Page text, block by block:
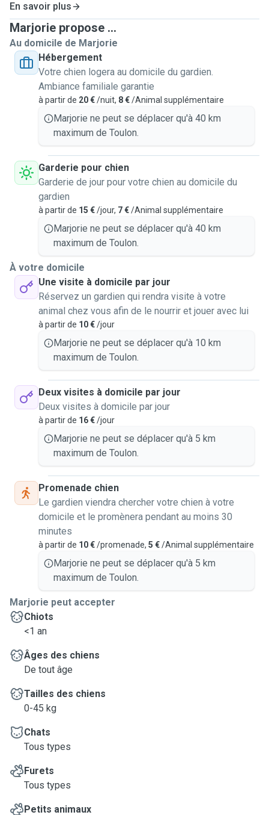
En savoir plus
Marjorie propose ...
Au domicile de Marjorie
Hébergement
Votre chien logera au domicile du gardien.
Ambiance familiale garantie
à partir de 20 €/nuit, 8 €/Animal supplémentaire
Marjorie ne peut se déplacer qu'à 40 km
maximum de Toulon.
Garderie pour chien
Garderie de jour pour votre chien au domicile du
gardien
à partir de 15 €/jour, 7 €/Animal supplémentaire
Marjorie ne peut se déplacer qu'à 40 km
maximum de Toulon.
À votre domicile
Une visite à domicile par jour
Réservez un gardien qui rendra visite à votre
animal chez vous afin de le nourrir et jouer avec lui
à partir de 10 €/jour
Marjorie ne peut se déplacer qu'à 10 km
maximum de Toulon.
Deux visites à domicile par jour
Deux visites à domicile par jour
à partir de 16 €/jour
Marjorie ne peut se déplacer qu'à 5 km
maximum de Toulon.
Promenade chien
Le gardien viendra chercher votre chien à votre
domicile et le promènera pendant au moins 30
minutes
à partir de 10 €/promenade, 5 €/Animal supplémentaire
Marjorie ne peut se déplacer qu'à 5 km
maximum de Toulon.
Marjorie peut accepter
Chiots
<1 an
Âges des chiens
De tout âge
Tailles des chiens
0-45 kg
Chats
Tous types
Furets
Tous types
Petits animaux